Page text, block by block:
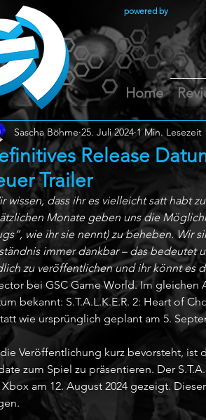
powered by
Home
Release
Trailer
Sascha Böhme 25. Juli 2024 1 Min. Lesezeit
wissen, dass ihr es vielleicht satt habt
Monate geben uns die
wie ihr sie nennt) zu beheben. Wir
immer dankbar – das bedeutet
zu veröffentlichen und ihr könnt es
bei GSC Game World. Im gleichen
bekannt: S.T.A.L.K.E.R. 2: Heart of
wie ursprünglich geplant am 5.
Veröffentlichung kurz bevorsteht, ist
zum Spiel zu präsentieren. Der
am 12. August 2024 gezeigt.